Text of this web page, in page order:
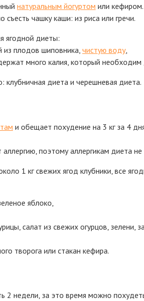
натуральным йогуртом или
чашку каши: из риса или гречи.
ягодной диеты:
из плодов шиповника, чистую воду,
много калия, который
диета и черешневая диета.
и обещает похудение на 3 кг за 4
поэтому аллергикам диета
1 кг свежих ягод клубники, все
яблоко,
салат из свежих огурцов,
творога или стакан кефира.
недели, за это время можно